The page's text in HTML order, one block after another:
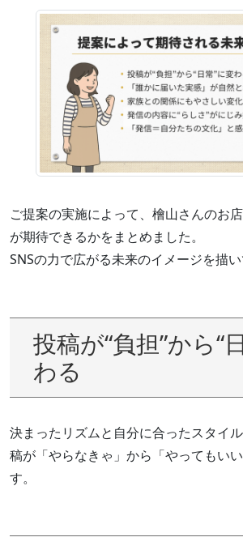
ご提案の実施によって、檜山さんのお
が期待できるかをまとめました。
SNSの力で広がる未来のイメージを描い
投稿が“負担”から“
わる
決まったリズムと自分に合ったスタイ
稿が「やらなきゃ」から「やってもい
す。